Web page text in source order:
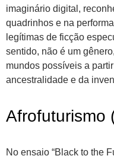
imaginário digital,
quadrinhos e na
legítimas de ficção
sentido, não é um
mundos possíveis a
ancestralidade e da
Afrofuturismo
No ensaio “Black to the